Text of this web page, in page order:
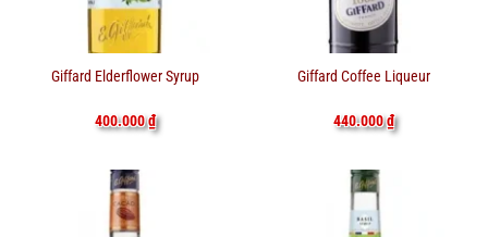
Giffard Elderflower Syrup
400.000₫
Giffard Coffee Liqueur
440.000₫